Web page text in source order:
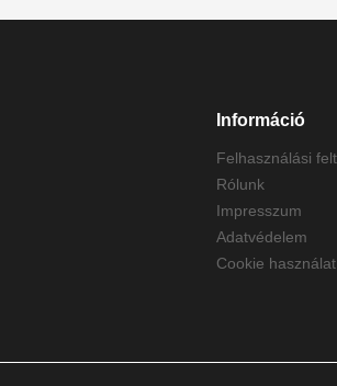
Információ
Felhasználási
Rólunk
Impresszum
Adatvédelem
Cookie használat